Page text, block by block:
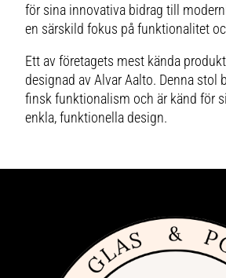
för sina innovativa bidrag till
en särskild fokus på funktionalitet
Ett av företagets mest kända
designad av Alvar Aalto. Denna stol
finsk funktionalism och är känd för
enkla, funktionella design.